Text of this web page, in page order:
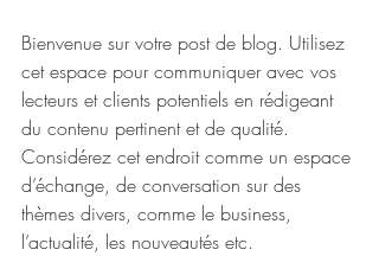
Bienvenue sur votre post de blog. Utilisez
cet espace pour communiquer avec vos
lecteurs et clients potentiels en rédigeant
du contenu pertinent et de qualité.
Considérez cet endroit comme un espace
d’échange, de conversation sur des
thèmes divers, comme le business,
l’actualité, les nouveautés etc.